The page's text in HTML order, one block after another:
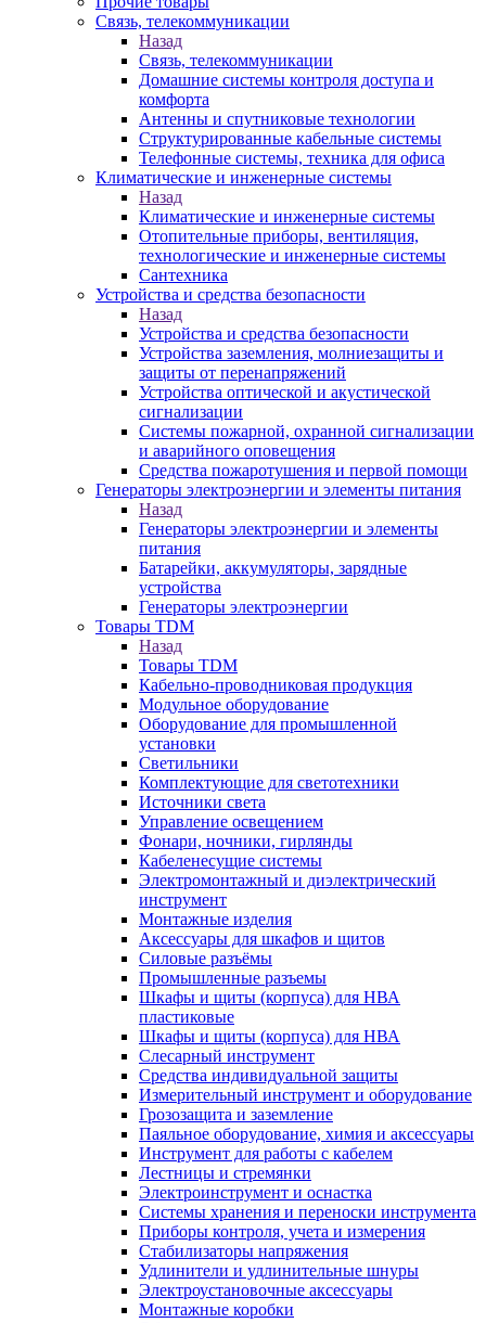
Связь, телекоммуникации
Назад
Связь, телекоммуникации
Домашние системы контроля доступа и
комфорта
Антенны и спутниковые технологии
Структурированные кабельные системы
Телефонные системы, техника для офиса
Климатические и инженерные системы
Назад
Климатические и инженерные системы
Отопительные приборы, вентиляция,
технологические и инженерные системы
Сантехника
Устройства и средства безопасности
Назад
Устройства и средства безопасности
Устройства заземления, молниезащиты и
защиты от перенапряжений
Устройства оптической и акустической
сигнализации
Системы пожарной, охранной сигнализации
и аварийного оповещения
Средства пожаротушения и первой помощи
Генераторы электроэнергии и элементы питания
Назад
Генераторы электроэнергии и элементы
питания
Батарейки, аккумуляторы, зарядные
устройства
Генераторы электроэнергии
Товары TDM
Назад
Товары TDM
Кабельно-проводниковая продукция
Модульное оборудование
Оборудование для промышленной
установки
Светильники
Комплектующие для светотехники
Источники света
Управление освещением
Фонари, ночники, гирлянды
Кабеленесущие системы
Электромонтажный и диэлектрический
инструмент
Монтажные изделия
Аксессуары для шкафов и щитов
Силовые разъёмы
Промышленные разъемы
Шкафы и щиты (корпуса) для НВА
пластиковые
Шкафы и щиты (корпуса) для НВА
Слесарный инструмент
Средства индивидуальной защиты
Измерительный инструмент и оборудование
Грозозащита и заземление
Паяльное оборудование, химия и аксессуары
Инструмент для работы с кабелем
Лестницы и стремянки
Электроинструмент и оснастка
Системы хранения и переноски инструмента
Приборы контроля, учета и измерения
Стабилизаторы напряжения
Удлинители и удлинительные шнуры
Электроустановочные аксессуары
Монтажные коробки